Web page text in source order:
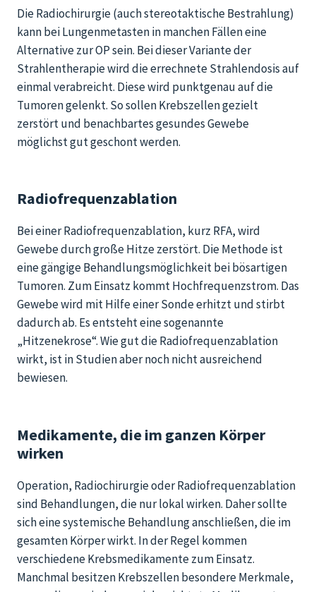
Die Radiochirurgie (auch stereotaktische Bestrahlung)
kann bei Lungenmetastenin manchen Fälleneine
Alternative zur OP sein. Bei dieser Variante der
Strahlentherapie wird die errechnete Strahlendosis auf
einmal verabreicht. Diese wird punktgenau auf die
Tumorengelenkt. So sollen Krebszellen gezielt
zerstört und benachbartes gesundes Gewebe
möglichst gut geschont werden.
Radiofrequenzablation
Bei einer Radiofrequenzablation, kurz RFA, wird
Gewebe durch große Hitze zerstört. Die Methode ist
einegängigeBehandlungsmöglichkeit bei bösartigen
Tumoren. Zum Einsatz kommt Hochfrequenzstrom. Das
Gewebe wird mit Hilfe einer Sonde erhitzt und stirbt
dadurch ab. Es entsteht eine sogenannte
„Hitzenekrose“. Wie gut die Radiofrequenzablation
wirkt, ist in Studienaber noch nicht ausreichend
bewiesen.
Medikamente, die im ganzen Körper
wirken
Operation, Radiochirurgie oder Radiofrequenzablation
sind Behandlungen, die nur lokal wirken. Daher sollte
sich eine systemische Behandlung anschließen, die im
gesamten Körper wirkt. In der Regel kommen
verschiedene Krebsmedikamente zum Einsatz.
Manchmal besitzen Krebszellen besondere Merkmale,